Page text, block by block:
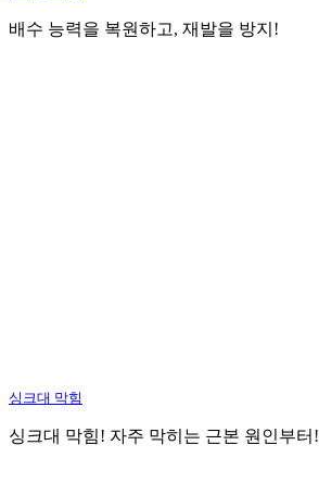
배수 능력을 복원하고, 재발을 방지!
싱크대 막힘
싱크대 막힘! 자주 막히는 근본 원인부터!